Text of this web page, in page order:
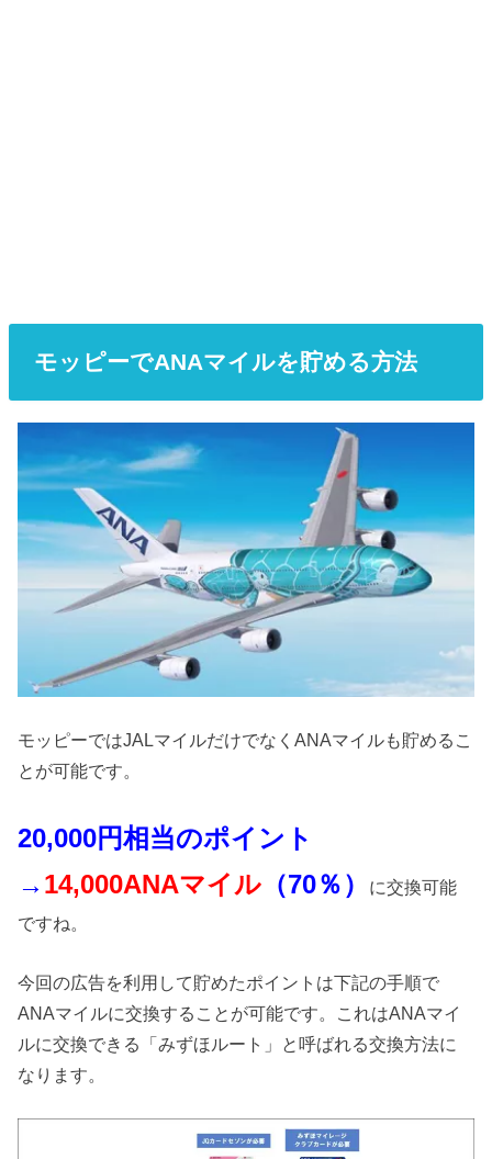
モッピーでANAマイルを貯める方法
モッピーではJALマイルだけでなくANAマイルも貯めるこ
とが可能です。
20,000円相当のポイント
→ 14,000ANAマイル （70％）
に交換可能
ですね。
今回の広告を利用して貯めたポイントは下記の手順で
ANAマイルに交換することが可能です。これはANAマイ
ルに交換できる「みずほルート」と呼ばれる交換方法に
なります。